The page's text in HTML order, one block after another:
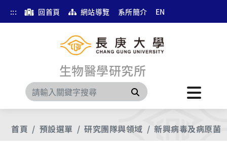
::: 回首頁 網站導覽 系所簡介 EN
生物醫學研究所
搜尋
首頁 預設選單 研究團隊與領域 新興病毒及病原菌